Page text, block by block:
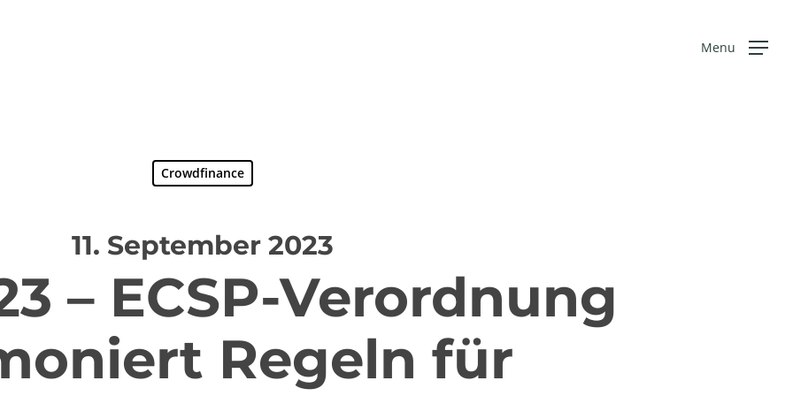
Menu
Crowdfinance
11. September 2023
– ECSP-Verordnung
Regeln für